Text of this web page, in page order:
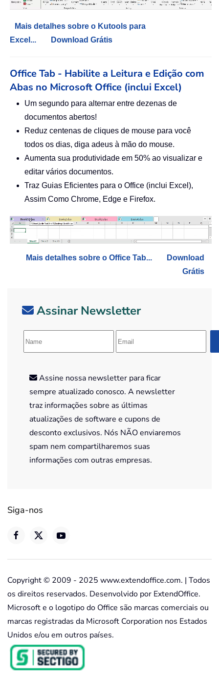
Mais detalhes sobre o Kutools para
Excel...
Download Grátis
Office Tab - Habilite a Leitura e Edição com
Abas no Microsoft Office (inclui Excel)
Um segundo para alternar entre dezenas de
documentos abertos!
Reduz centenas de cliques de mouse para você
todos os dias, diga adeus à mão do mouse.
Aumenta sua produtividade em 50% ao visualizar e
editar vários documentos.
Traz Guias Eficientes para o Office (inclui Excel),
Assim Como Chrome, Edge e Firefox.
Mais detalhes sobre o Office Tab...
Download
Grátis
Assinar Newsletter
Assine nossa newsletter para ficar
sempre atualizado conosco. A newsletter
traz informações sobre as últimas
atualizações de software e cupons de
desconto exclusivos. Nós NÃO enviaremos
spam nem compartilharemos suas
informações com outras empresas.
Siga-nos
Copyright © 2009 - 2025 www.extendoffice.com. | Todos
os direitos reservados. Desenvolvido por ExtendOffice.
Microsoft e o logotipo do Office são marcas comerciais ou
marcas registradas da Microsoft Corporation nos Estados
Unidos e/ou em outros países.